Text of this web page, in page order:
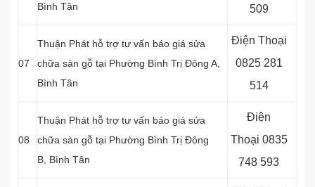
Bình Tân
509
07
Thuận Phát hỗ trợ tư vấn báo giá sửa
chữa sàn gỗ tại Phường Bình Trị Đông A,
Bình Tân
Điện Thoại
0825 281
514
08
Thuận Phát hỗ trợ tư vấn báo giá sửa
chữa sàn gỗ tại Phường Bình Trị Đông
B, Bình Tân
Điện
Thoại 0835
748 593